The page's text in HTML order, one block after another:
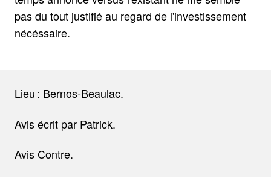
pas du tout justifié au regard de l'investissement
nécéssaire.
Lieu : Bernos-Beaulac.
Avis écrit par Patrick.
Avis Contre.